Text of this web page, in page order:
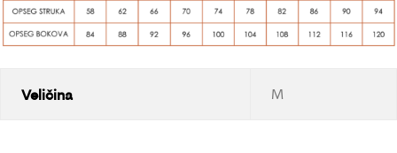
Veličina M